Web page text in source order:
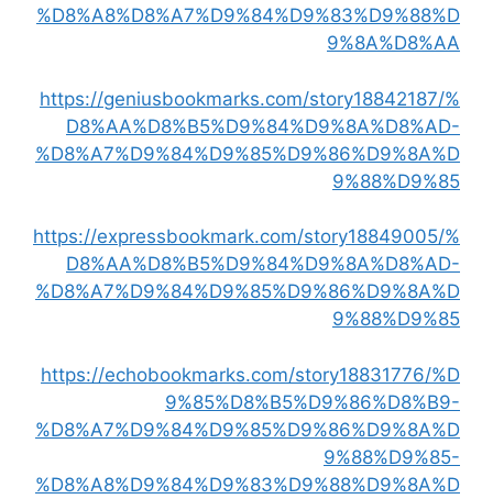
%D8%A8%D8%A7%D9%84%D9%83%D9%88%D
9%8A%D8%AA
https://geniusbookmarks.com/story18842187/%
D8%AA%D8%B5%D9%84%D9%8A%D8%AD-
%D8%A7%D9%84%D9%85%D9%86%D9%8A%D
9%88%D9%85
https://expressbookmark.com/story18849005/%
D8%AA%D8%B5%D9%84%D9%8A%D8%AD-
%D8%A7%D9%84%D9%85%D9%86%D9%8A%D
9%88%D9%85
https://echobookmarks.com/story18831776/%D
9%85%D8%B5%D9%86%D8%B9-
%D8%A7%D9%84%D9%85%D9%86%D9%8A%D
9%88%D9%85-
%D8%A8%D9%84%D9%83%D9%88%D9%8A%D